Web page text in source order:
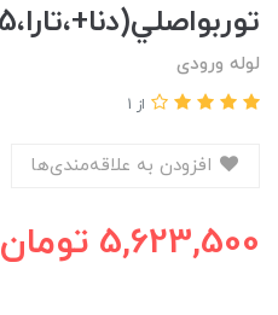
توربواصلي(دنا+،تارا،TU5)
لوله ورودی
از 1
5,623,500 تومان